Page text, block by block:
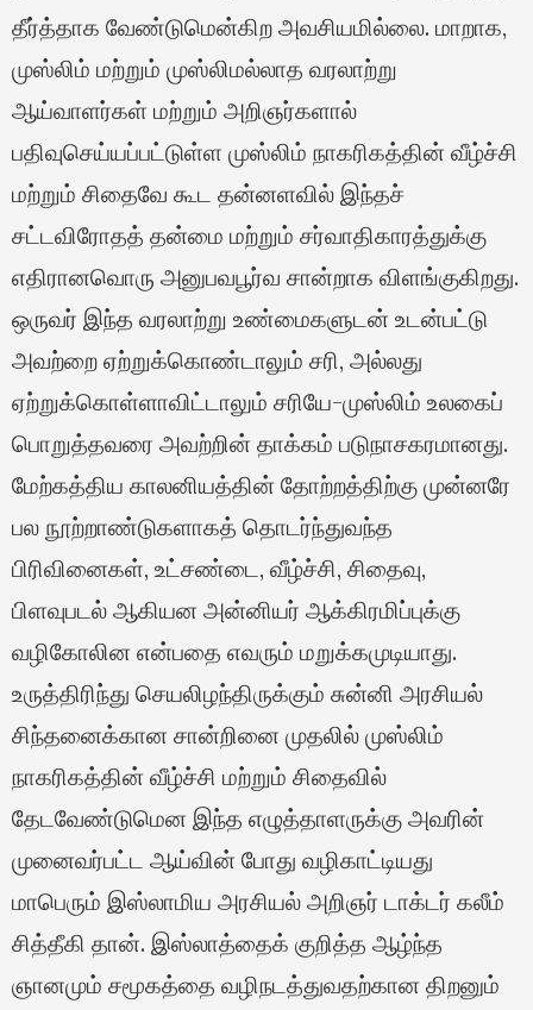
தீர்த்தாக வேண்டுமென்கிற அவசியமில்லை. மாறாக,
முஸ்லிம் மற்றும் முஸ்லிமல்லாத வரலாற்று
ஆய்வாளர்கள் மற்றும் அறிஞர்களால்
பதிவுசெய்யப்பட்டுள்ள முஸ்லிம் நாகரிகத்தின் வீழ்ச்சி
மற்றும் சிதைவே கூட தன்னளவில் இந்தச்
சட்டவிரோதத் தன்மை மற்றும் சர்வாதிகாரத்துக்கு
எதிரானவொரு அனுபவபூர்வ சான்றாக விளங்குகிறது.
ஒருவர் இந்த வரலாற்று உண்மைகளுடன் உடன்பட்டு
அவற்றை ஏற்றுக்கொண்டாலும் சரி, அல்லது
ஏற்றுக்கொள்ளாவிட்டாலும் சரியே-முஸ்லிம் உலகைப்
பொறுத்தவரை அவற்றின் தாக்கம் படுநாசகரமானது.
மேற்கத்திய காலனியத்தின் தோற்றத்திற்கு முன்னரே
பல நூற்றாண்டுகளாகத் தொடர்ந்துவந்த
பிரிவினைகள், உட்சண்டை, வீழ்ச்சி, சிதைவு,
பிளவுபடல் ஆகியன அன்னியர் ஆக்கிரமிப்புக்கு
வழிகோலின என்பதை எவரும் மறுக்கமுடியாது.
உருத்திரிந்து செயலிழந்திருக்கும் சுன்னி அரசியல்
சிந்தனைக்கான சான்றினை முதலில் முஸ்லிம்
நாகரிகத்தின் வீழ்ச்சி மற்றும் சிதைவில்
தேடவேண்டுமென இந்த எழுத்தாளருக்கு அவரின்
முனைவர்பட்ட ஆய்வின் போது வழிகாட்டியது
மாபெரும் இஸ்லாமிய அரசியல் அறிஞர் டாக்டர் கலீம்
சித்தீகி தான். இஸ்லாத்தைக் குறித்த ஆழ்ந்த
ஞானமும் சமூகத்தை வழிநடத்துவதற்கான திறனும்